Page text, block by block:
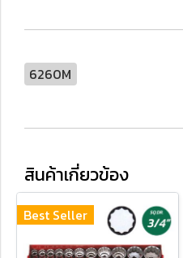
6260M
สินค้าเกี่ยวข้อง
Best Seller